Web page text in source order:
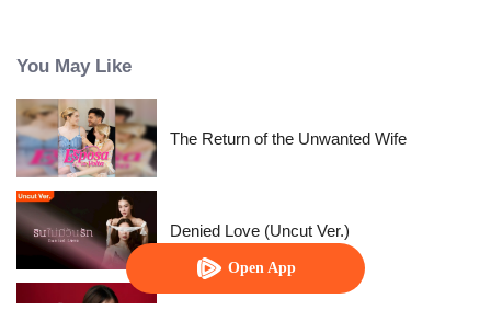
Open App
You May Like
The Return of the Unwanted Wife
Denied Love (Uncut Ver.)